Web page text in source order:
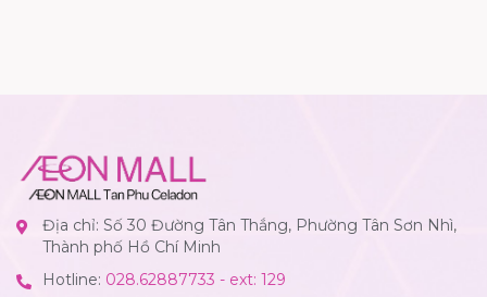
Địa chỉ: Số 30 Đường Tân Thắng, Phường Tân Sơn Nhì,
Thành phố Hồ Chí Minh
Hotline: 028.62887733 - ext: 129